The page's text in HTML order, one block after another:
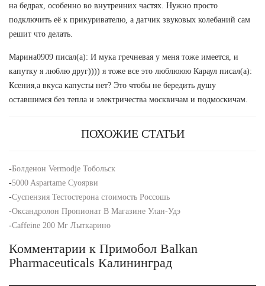
на бедрах, особенно во внутренних частях. Нужно просто
подключить её к прикуривателю, а датчик звуковых колебаний сам
решит что делать.
Марина0909 писал(а): И мука гречневая у меня тоже имеется, и
капутку я люблю друг)))) я тоже все это люблююю Караул писал(а):
Ксения,а вкуса капусты нет? Это чтобы не бередить душу
оставшимся без тепла и электричества москвичам и подмоскичам.
ПОХОЖИЕ СТАТЬИ
-Болденон Vermodje Тобольск
-5000 Aspartame Суоярви
-Суспензия Тестостерона стоимость Россошь
-Оксандролон Пропионат В Магазине Улан-Удэ
-Caffeine 200 Мг Лыткарино
Комментарии к Примобол Balkan
Pharmaceuticals Калининград